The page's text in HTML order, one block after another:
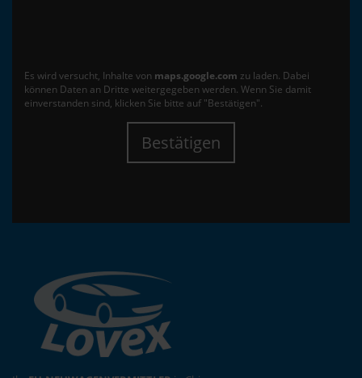
Es wird versucht, Inhalte von maps.google.com zu laden. Dabei
können Daten an Dritte weitergegeben werden. Wenn Sie damit
einverstanden sind, klicken Sie bitte auf "Bestätigen".
Bestätigen